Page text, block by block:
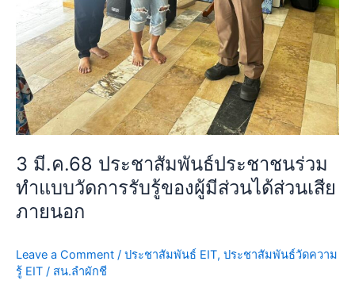
3 มี.ค.68 ประชาสัมพันธ์ประชาชนร่วม
ทำแบบวัดการรับรู้ของผู้มีส่วนได้ส่วนเสีย
ภายนอก
Leave a Comment / ประชาสัมพันธ์ EIT, ประชาสัมพันธ์วัดความ
รู้ EIT / สน.ลำผักชี
เสีย
ภายนอก